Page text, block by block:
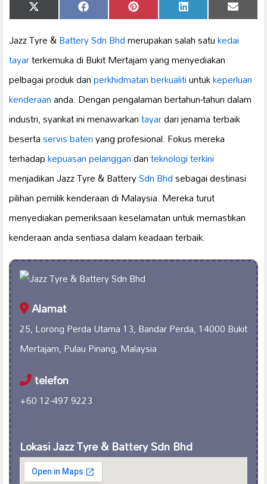
Share
on
X
(Twitter)
Share
on
Facebook Share
on
Pinterest Share
on
LinkedIn Share
on
Email
Jazz Tyre &Battery Sdn Bhdmerupakan salah satukedai
tayarterkemuka di Bukit Mertajam yang menyediakan
pelbagai produk danperkhidmatan berkualitiuntukkeperluan
kenderaananda. Dengan pengalaman bertahun-tahun dalam
industri, syarikat ini menawarkantayardari jenama terbaik
besertaservis bateriyang profesional. Fokus mereka
terhadapkepuasan pelanggandanteknologi terkini
menjadikan Jazz Tyre & BatterySdn Bhdsebagai destinasi
pilihan pemilik kenderaan di Malaysia. Mereka turut
menyediakan pemeriksaan keselamatan untuk memastikan
kenderaan anda sentiasa dalam keadaan terbaik.
Alamat
25, Lorong Perda Utama 13, Bandar Perda, 14000 Bukit
Mertajam, Pulau Pinang, Malaysia
telefon
+60 12-497 9223
Lokasi Jazz Tyre & Battery Sdn Bhd